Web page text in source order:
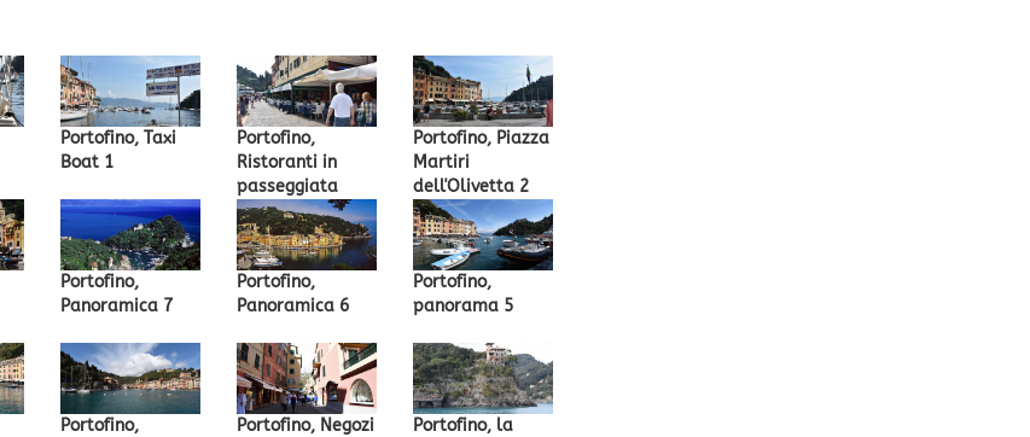
Portofino, Taxi
Boat 1
Portofino,
Ristoranti in
passeggiata
Portofino, Piazza
Martiri
dell'Olivetta 2
Portofino,
Panoramica 7
Portofino,
Panoramica 6
Portofino,
panorama 5
Portofino,
Portofino, Negozi
Portofino, la